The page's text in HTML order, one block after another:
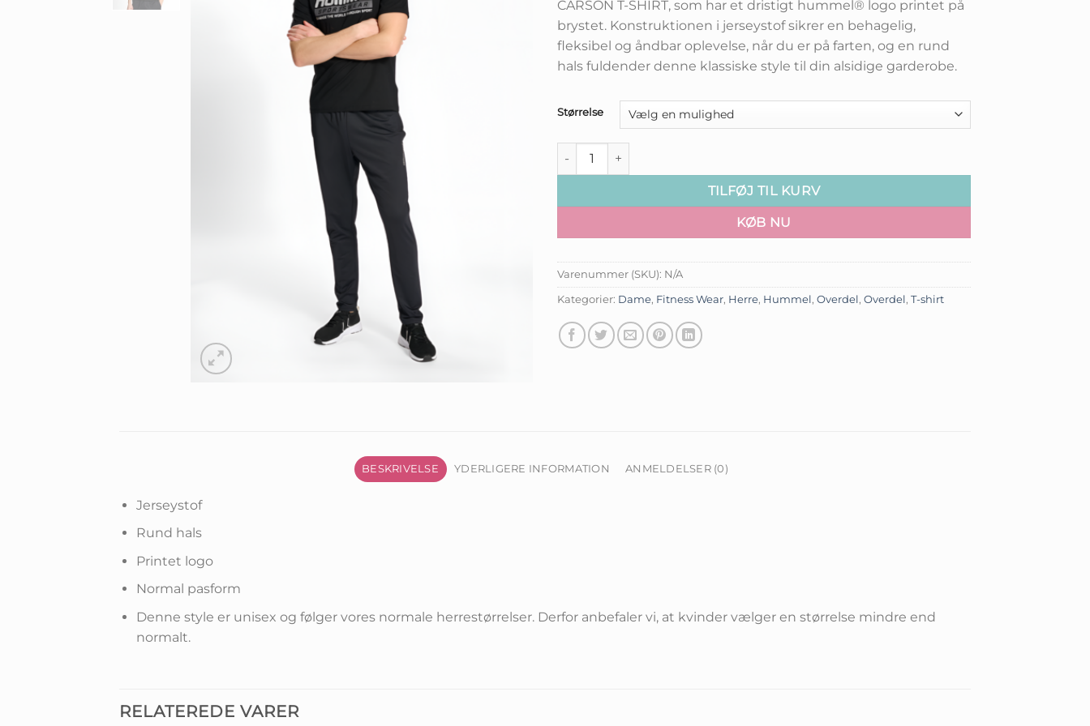
pris
var:
kr.199,95.
pris
er:
kr.129,00.
CARSON T-SHIRT, som har et dristigt hummel® logo printet på
brystet. Konstruktionen i jerseystof sikrer en behagelig,
fleksibel og åndbar oplevelse, når du er på farten, og en rund
hals fuldender denne klassiske style til din alsidige garderobe.
Størrelse
Hummel - Carson T-shirt antal
TILFØJ TIL KURV
KØB NU
Varenummer (SKU): N/A
Kategorier: Dame, Fitness Wear, Herre, Hummel, Overdel, Overdel, T-shirt
BESKRIVELSE YDERLIGERE INFORMATION ANMELDELSER (0)
Jerseystof
Rund hals
Printet logo
Normal pasform
Denne style er unisex og følger vores normale herrestørrelser. Derfor anbefaler vi, at kvinder vælger en størrelse mindre end
normalt.
RELATEREDE VARER